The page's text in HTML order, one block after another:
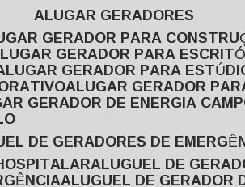
ALUGAR GERADORES
GERADOR PARA
ALUGAR GERADOR PARA
ALUGAR GERADOR PARA
ALUGAR GERADOR
GERADOR DE ENERGIA
DE GERADORES DE
ALUGUEL DE
ALUGUEL DE